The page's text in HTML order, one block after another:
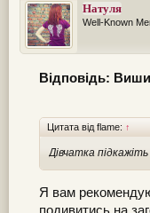
Натуля
Well-Known
Відповідь:
Цитата від flame: ↑
Дівчатка
Я вам рекомендую